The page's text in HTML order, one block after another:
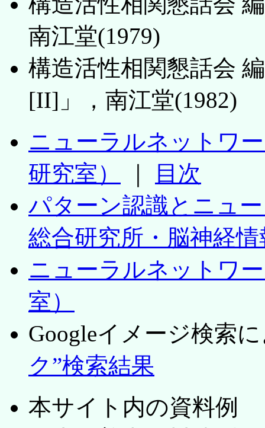
南江堂(1979)
構造活性相関懇話会
[II]」，南江堂(1982)
ニューラルネットワ
研究室）
目次
パターン認識とニュ
総合研究所・脳神経
ニューラルネットワ
室）
Googleイメージ検索
ク”検索結果
本サイト内の資料例